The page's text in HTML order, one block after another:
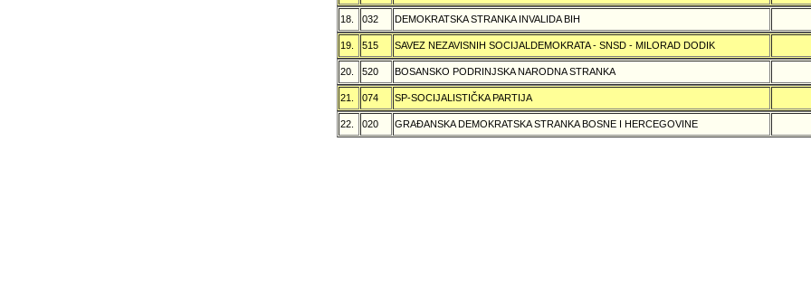
18. 032 DEMOKRATSKA STRANKA INVALIDA BIH
19. 515 SAVEZ NEZAVISNIH SOCIJALDEMOKRATA - SNSD - MILORAD DODIK
20. 520 BOSANSKO PODRINJSKA NARODNA STRANKA
21. 074 SP-SOCIJALISTIČKA PARTIJA
22. 020 GRAÐANSKA DEMOKRATSKA STRANKA BOSNE I HERCEGOVINE